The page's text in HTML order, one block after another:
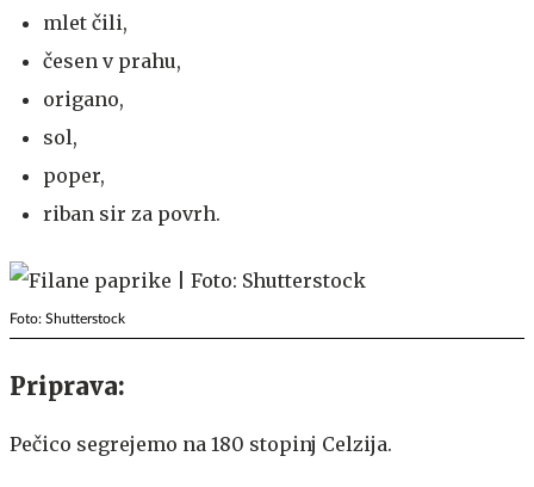
mlet čili,
česen v prahu,
origano,
sol,
poper,
riban sir za povrh.
Foto: Shutterstock
Priprava:
Pečico segrejemo na 180 stopinj Celzija.